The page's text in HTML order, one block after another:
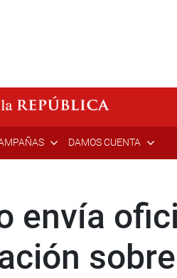
DAMOS CUENTA
envía